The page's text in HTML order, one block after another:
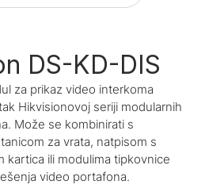
DS-KD-DIS
za prikaz video interkoma
Hikvisionovoj seriji modularnih
Može se kombinirati s
za vrata, natpisom s
kartica ili modulima tipkovnice
video portafona.